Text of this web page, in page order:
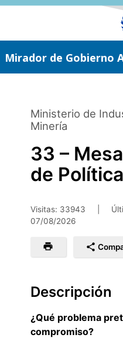
Saltar
Mirador de Gobierno
Ministerio de
Minería
33 –
de
Visitas: 33943
07/08/2026
Descripción
¿Qué problema
compromiso?